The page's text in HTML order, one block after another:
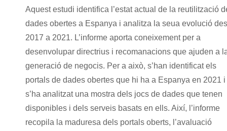
Aquest estudi identifica l’estat actual de la reutilització
dades obertes a Espanya i analitza la seua evolució
2017 a 2021. L’informe aporta coneixement per a
desenvolupar directrius i recomanacions que ajuden a
generació de negocis. Per a això, s’han identificat els
portals de dades obertes que hi ha a Espanya en 2021 i
s’ha analitzat una mostra dels jocs de dades que tenen
disponibles i dels serveis basats en ells. Així, l’informe
recopila la maduresa dels portals oberts, l’avaluació